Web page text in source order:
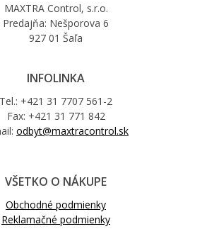
MAXTRA Control, s.r.o.
Predajňa: Nešporova 6
927 01 Šaľa
INFOLINKA
Tel.: +421 31 7707 561-2
Fax: +421 31 771 842
odbyt@maxtracontrol.sk
VŠETKO O NÁKUPE
Obchodné podmienky
Reklamačné podmienky